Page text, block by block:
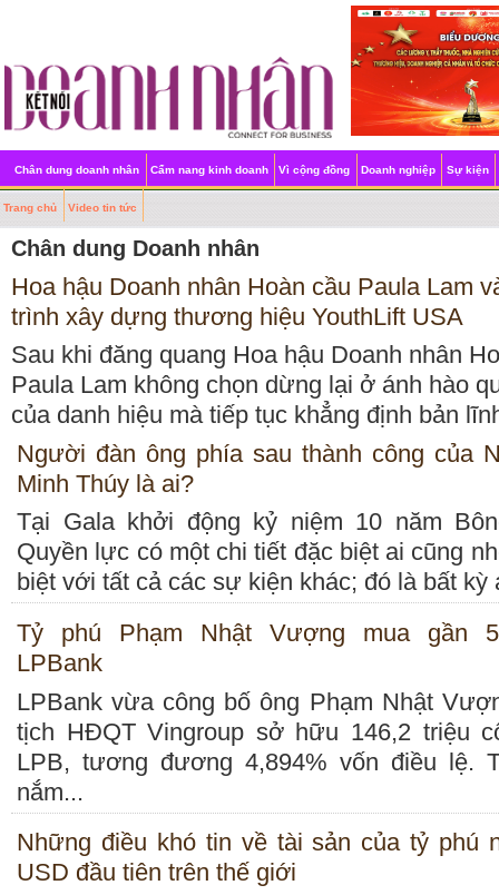
Chân dung doanh nhân Cẩm nang kinh doanh Vì cộng đồng Doanh nghiệp Sự kiện
Trang chủ Video tin tức
Chân dung Doanh nhân
Hoa hậu Doanh nhân Hoàn cầu Paula Lam
trình xây dựng thương hiệu YouthLift USA
Sau khi đăng quang Hoa hậu Doanh nhân
Paula Lam không chọn dừng lại ở ánh hào
của danh hiệu mà tiếp tục khẳng định bản
Người đàn ông phía sau thành công của
Minh Thúy là ai?
Tại Gala khởi động kỷ niệm 10 năm
Quyền lực có một chi tiết đặc biệt ai cũng
biệt với tất cả các sự kiện khác; đó là bất kỳ
Tỷ phú Phạm Nhật Vượng mua gần
LPBank
LPBank vừa công bố ông Phạm Nhật
tịch HĐQT Vingroup sở hữu 146,2 triệu
LPB, tương đương 4,894% vốn điều lệ.
nắm...
Những điều khó tin về tài sản của tỷ phú
USD đầu tiên trên thế giới